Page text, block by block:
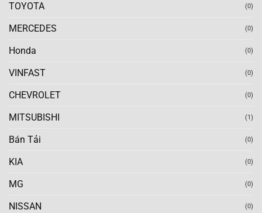
TOYOTA (0)
MERCEDES (0)
Honda (0)
VINFAST (0)
CHEVROLET (0)
MITSUBISHI (1)
Bán Tải (0)
KIA (0)
MG (0)
NISSAN (0)